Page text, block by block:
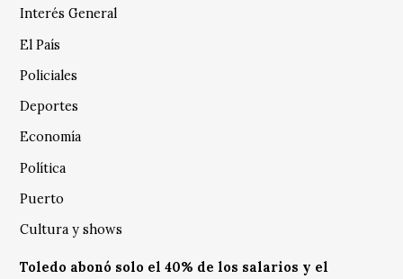
Interés General
El País
Policiales
Deportes
Economía
Política
Puerto
Cultura y shows
Toledo abonó solo el 40% de los salarios y el